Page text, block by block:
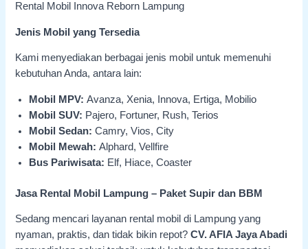
Rental Mobil Innova Reborn Lampung
Jenis Mobil yang Tersedia
Kami menyediakan berbagai jenis mobil untuk memenuhi
kebutuhan Anda, antara lain:
Mobil MPV: Avanza, Xenia, Innova, Ertiga, Mobilio
Mobil SUV: Pajero, Fortuner, Rush, Terios
Mobil Sedan: Camry, Vios, City
Mobil Mewah: Alphard, Vellfire
Bus Pariwisata: Elf, Hiace, Coaster
Jasa Rental Mobil Lampung – Paket Supir dan BBM
Sedang mencari layanan rental mobil di Lampung yang
nyaman, praktis, dan tidak bikin repot?CV. AFIA Jaya Abadi